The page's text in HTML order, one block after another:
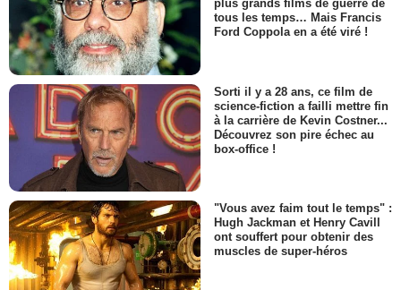
plus grands films de guerre de
tous les temps… Mais Francis
Ford Coppola en a été viré !
Sorti il y a 28 ans, ce film de
science-fiction a failli mettre fin
à la carrière de Kevin Costner...
Découvrez son pire échec au
box-office !
"Vous avez faim tout le temps" :
Hugh Jackman et Henry Cavill
ont souffert pour obtenir des
muscles de super-héros